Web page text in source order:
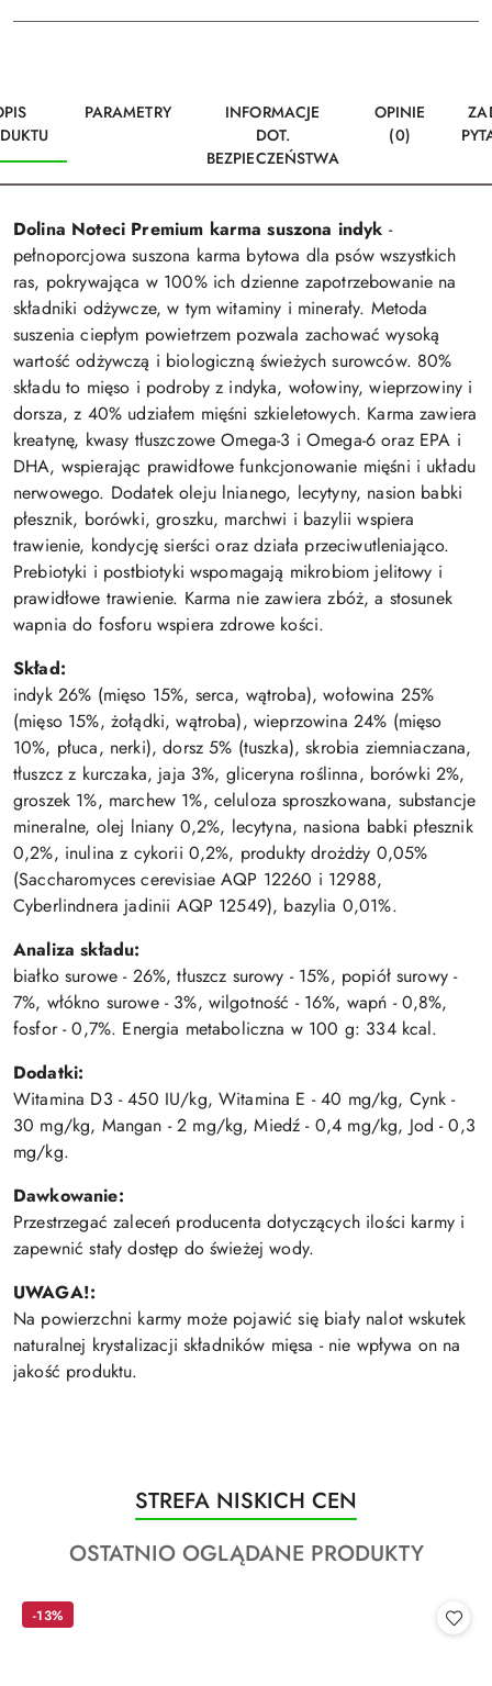
PARAMETRY
INFORMACJE
DOT.
BEZPIECZEŃSTWA
OPINIE
(0)
Dolina Noteci Premium karma suszona indyk -
pełnoporcjowa suszona karma bytowa dla psów wszystkich
ras, pokrywająca w 100% ich dzienne zapotrzebowanie na
składniki odżywcze, w tym witaminy i minerały. Metoda
suszenia ciepłym powietrzem pozwala zachować wysoką
wartość odżywczą i biologiczną świeżych surowców. 80%
składu to mięso i podroby z indyka, wołowiny, wieprzowiny i
dorsza, z 40% udziałem mięśni szkieletowych. Karma zawiera
kreatynę, kwasy tłuszczowe Omega-3 i Omega-6 oraz EPA i
DHA, wspierając prawidłowe funkcjonowanie mięśni i układu
nerwowego. Dodatek oleju lnianego, lecytyny, nasion babki
płesznik, borówki, groszku, marchwi i bazylii wspiera
trawienie, kondycję sierści oraz działa przeciwutleniająco.
Prebiotyki i postbiotyki wspomagają mikrobiom jelitowy i
prawidłowe trawienie. Karma nie zawiera zbóż, a stosunek
wapnia do fosforu wspiera zdrowe kości.
Skład:
indyk 26% (mięso 15%, serca, wątroba), wołowina 25%
(mięso 15%, żołądki, wątroba), wieprzowina 24% (mięso
10%, płuca, nerki), dorsz 5% (tuszka), skrobia ziemniaczana,
tłuszcz z kurczaka, jaja 3%, gliceryna roślinna, borówki 2%,
groszek 1%, marchew 1%, celuloza sproszkowana, substancje
mineralne, olej lniany 0,2%, lecytyna, nasiona babki płesznik
0,2%, inulina z cykorii 0,2%, produkty drożdży 0,05%
(Saccharomyces cerevisiae AQP 12260 i 12988,
Cyberlindnera jadinii AQP 12549), bazylia 0,01%.
Analiza składu:
białko surowe - 26%, tłuszcz surowy - 15%, popiół surowy -
7%, włókno surowe - 3%, wilgotność - 16%, wapń - 0,8%,
fosfor - 0,7%. Energia metaboliczna w 100 g: 334 kcal.
Dodatki:
Witamina D3 - 450 IU/kg, Witamina E - 40 mg/kg, Cynk -
30 mg/kg, Mangan - 2 mg/kg, Miedź - 0,4 mg/kg, Jod - 0,3
mg/kg.
Dawkowanie:
Przestrzegać zaleceń producenta dotyczących ilości karmy i
zapewnić stały dostęp do świeżej wody.
UWAGA!:
Na powierzchni karmy może pojawić się biały nalot wskutek
naturalnej krystalizacji składników mięsa - nie wpływa on na
jakość produktu.
Pomiń karuzelę produktów
Produkty
o
statusie:
STREFA NISKICH CEN
Produkty
statusie:
OSTATNIO OGLĄDANE PRODUKTY
-13%